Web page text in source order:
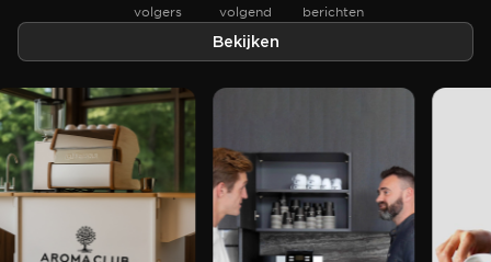
volgers volgend berichten
Bekijken